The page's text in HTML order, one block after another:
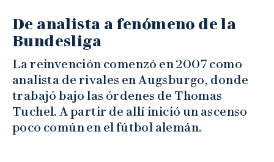
De analista a fenómeno de la
Bundesliga
La reinvención comenzó en 2007 como
analista de rivales en Augsburgo, donde
trabajó bajo las órdenes de Thomas
Tuchel. A partir de allí inició un ascenso
poco común en el fútbol alemán.